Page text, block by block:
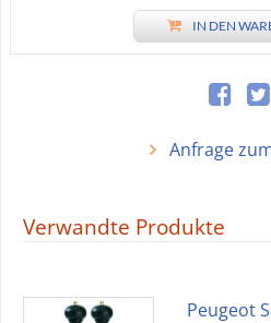
IN DEN
Anfrage
Verwandte Produkte
Peugeot